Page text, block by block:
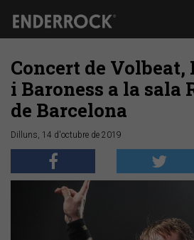
Concert de Volbeat,
i Baroness a la sala
de Barcelona
Dilluns, 14 d'octubre de 2019
Anterior